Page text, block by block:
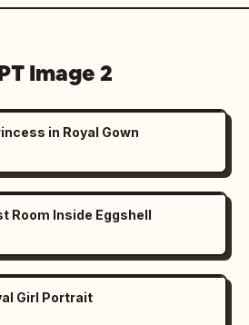
Image 2
in Royal Gown
Room Inside Eggshell
Girl Portrait